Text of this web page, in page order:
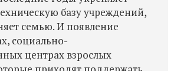
базу учреждений,
семью. И появление
социально-
центрах взрослых